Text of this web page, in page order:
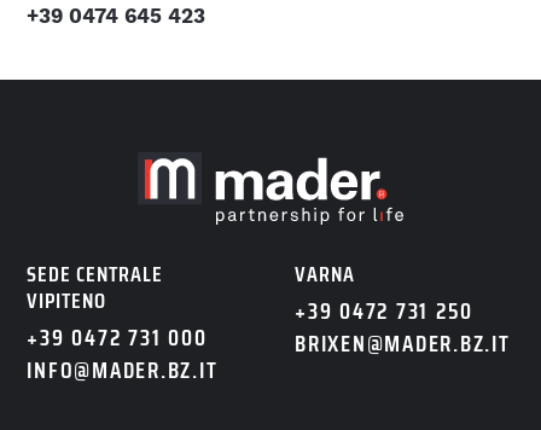
+39 0474 645 423
SEDE CENTRALE
VIPITENO
+39 0472 731 000
INFO@MADER.BZ.IT
VARNA
+39 0472 731 250
BRIXEN@MADER.BZ.IT